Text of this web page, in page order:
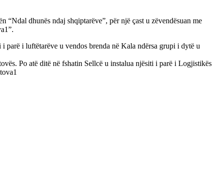
“Ndal dhunës ndaj shqiptarëve”, për një çast u zëvendësuan me
i luftëtarëve u vendos brenda në Kala ndërsa grupi i dytë u
Po atë ditë në fshatin Sellcë u instalua njësiti i parë i Logjistikës